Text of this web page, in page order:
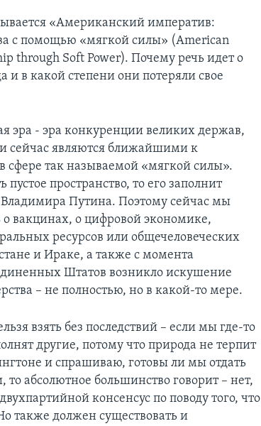
«Американский императив:
с помощью «мягкой силы» (American
through Soft Power). Почему речь идет о
и в какой степени они потеряли свое
эра - эра конкуренции великих держав,
сейчас являются ближайшими к
так называемой «мягкой силы».
пространство, то его заполнит
Путина. Поэтому сейчас мы
вакцинах, о цифровой экономике,
ресурсов или общечеловеческих
и Ираке, а также с момента
Штатов возникло искушение
– не полностью, но в какой-то мере.
взять без последствий – если мы где-то
другие, потому что природа не терпит
и спрашиваю, готовы ли мы отдать
абсолютное большинство говорит – нет,
консенсус по поводу того, что
также должен существовать и